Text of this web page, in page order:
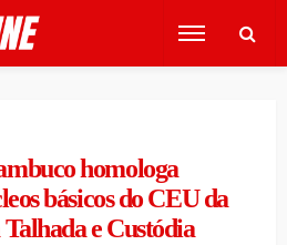
homologa
básicos do CEU da
e Custódia